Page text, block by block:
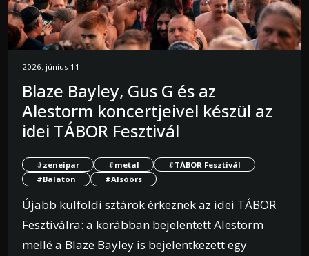
2026. június 11.
Blaze Bayley, Gus G és az
Alestorm koncertjeivel készül az
idei TÁBOR Fesztivál
#zeneipar #metal
#TÁBOR Fesztivál
#Balaton
#Alsóörs
Újabb külföldi sztárok érkeznek az idei TÁBOR
Fesztiválra: a korábban bejelentett Alestorm
mellé a Blaze Bayley is bejelentkezett egy